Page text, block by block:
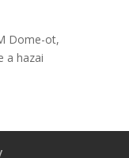
Dome-ot,
a hazai